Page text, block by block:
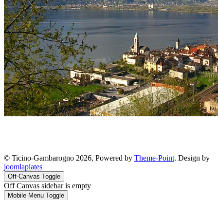
© Ticino-Gambarogno 2026, Powered by Theme-Point. Design by
joomlaplates
Off-Canvas Toggle
Off Canvas sidebar is empty
Mobile Menu Toggle